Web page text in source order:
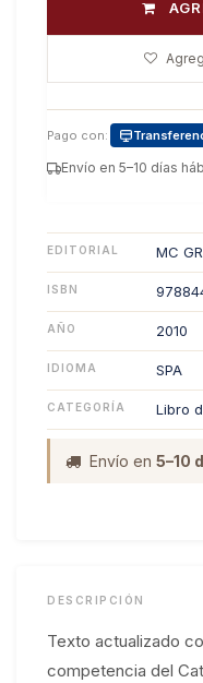
Pago con:
Envío en 5–10 días
EDITORIAL MC
ISBN
AÑO 2010
IDIOMA SPA
CATEGORÍA Libro
Envío en 5–10
DESCRIPCIÓN
Texto actualizado
competencia del